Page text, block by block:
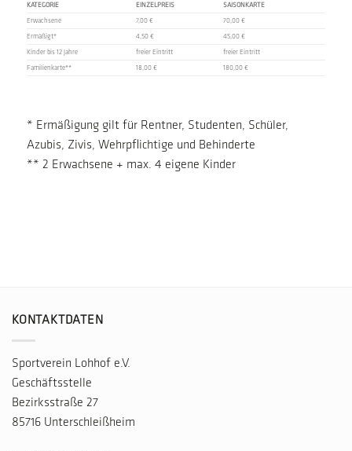
KATEGORIE EINZELPREIS SAISONKARTE
Erwachsene 7,00 € 70,00 €
Ermäßigt* 4,50 € 45,00 €
Kinder bis 12 Jahre freier Eintritt freier Eintritt
Familienkarte** 18,00 € 180,00 €
* Ermäßigung gilt für Rentner, Studenten, Schüler,
Azubis, Zivis, Wehrpflichtige und Behinderte
** 2 Erwachsene + max. 4 eigene Kinder
KONTAKTDATEN
Sportverein Lohhof e.V.
Geschäftsstelle
Bezirksstraße 27
85716 Unterschleißheim